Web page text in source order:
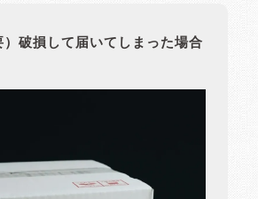
破損して届いてしまった場合